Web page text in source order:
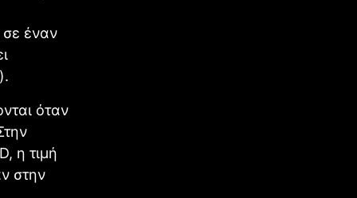
έναν
όταν
η τιμή
στην